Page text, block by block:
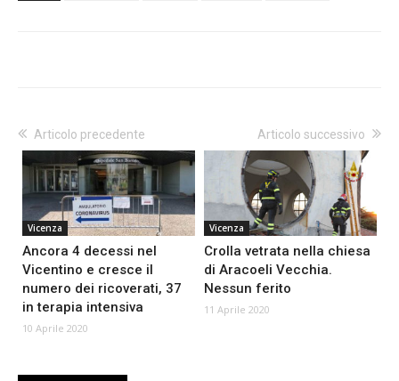
Articolo precedente
Vicenza
Ancora 4 decessi nel
Vicentino e cresce il
numero dei ricoverati, 37
in terapia intensiva
10 Aprile 2020
Articolo successivo
Vicenza
Crolla vetrata nella chiesa
di Aracoeli Vecchia.
Nessun ferito
11 Aprile 2020